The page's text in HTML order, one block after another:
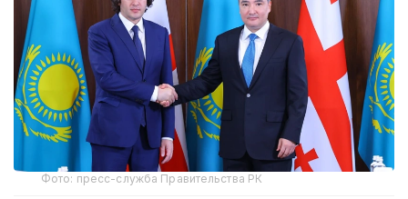
Фото: пресс-служба Правительства РК